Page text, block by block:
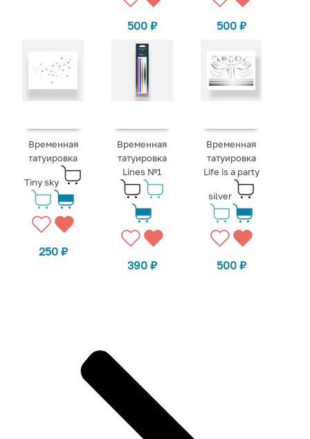
500 ₽ 500 ₽
Временная
татуировка
Tiny sky
250 ₽
Временная
татуировка
Lines №1
390 ₽
Временная
татуировка
Life is a party
silver
500 ₽